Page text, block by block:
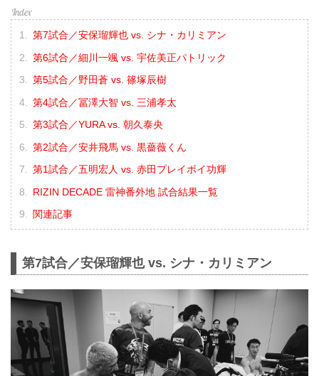
第7試合／安保瑠輝也 vs. シナ・カリミアン
第6試合／細川一颯 vs. 宇佐美正パトリック
第5試合／野田蒼 vs. 篠塚辰樹
第4試合／冨澤大智 vs. 三浦孝太
第3試合／YURA vs. 朝久泰央
第2試合／安井飛馬 vs. 黒薔薇くん
第1試合／五明宏人 vs. 赤田プレイボイ功輝
RIZIN DECADE 雷神番外地 試合結果一覧
関連記事
第7試合／安保瑠輝也 vs. シナ・カリミアン